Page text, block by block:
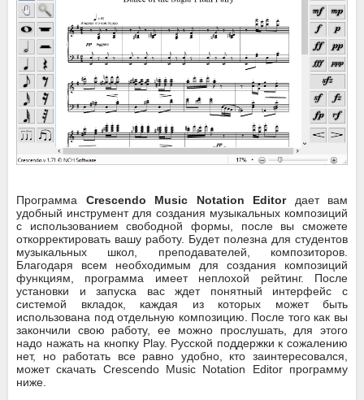
Программа Crescendo Music Notation Editor дает вам
удобный инструмент для создания музыкальных композиций
с использованием свободной формы, после вы сможете
откорректировать вашу работу. Будет полезна для студентов
музыкальных школ, преподавателей, композиторов.
Благодаря всем необходимым для создания композиций
функциям, программа имеет неплохой рейтинг. После
установки и запуска вас ждет понятный интерфейс с
системой вкладок, каждая из которых может быть
использована под отдельную композицию. После того как вы
закончили свою работу, ее можно прослушать, для этого
надо нажать на кнопку Play. Русской поддержки к сожалению
нет, но работать все равно удобно, кто заинтересовался,
может скачать Crescendo Music Notation Editor программу
ниже.